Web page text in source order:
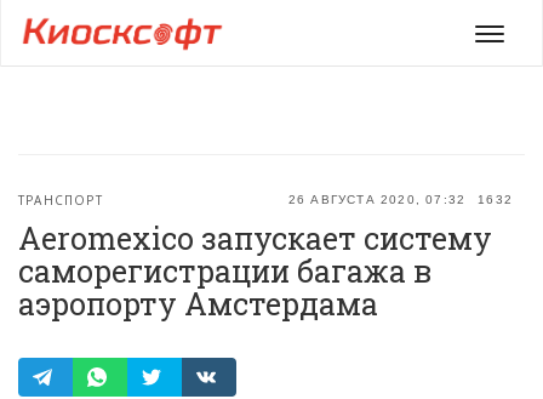
Меню
26 АВГУСТА 2020, 07:32 1632
ТРАНСПОРТ
Aeromexico запускает систему
саморегистрации багажа в
аэропорту Амстердама